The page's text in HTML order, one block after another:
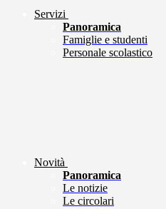
Servizi
Panoramica
Famiglie e studenti
Personale scolastico
Novità
Panoramica
Le notizie
Le circolari